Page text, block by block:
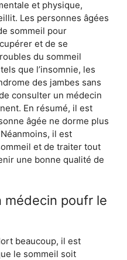
et physique,
Les personnes âgées
sommeil pour
et de se
du sommeil
que l’insomnie, les
des jambes sans
consulter un médecin
En résumé, il est
âgée ne dorme plus
il est
et de traiter tout
une bonne qualité de
médecin poufr le
beaucoup, il est
le sommeil soit